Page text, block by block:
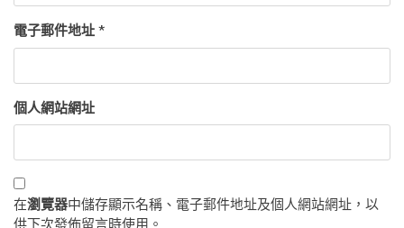
電子郵件地址 *
個人網站網址
在瀏覽器中儲存顯示名稱、電子郵件地址及個人網站網址，以
供下次發佈留言時使用。